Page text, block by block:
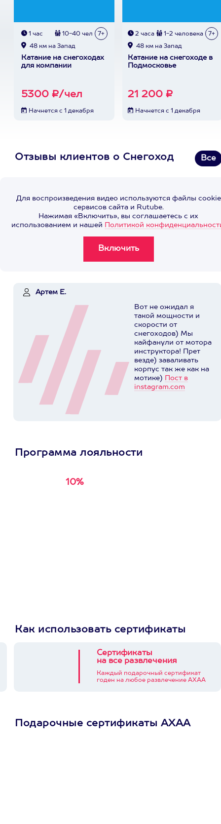
1 час 10-40 чел 7+
48 км на Запад
Катание на снегоходах
для компании
5300 ₽/чел
Начнется с 1 декабря
2 часа 1-2 человека 7+
48 км на Запад
Катание на снегоходе в
Подмосковье
21 200 ₽
Начнется с 1 декабря
Отзывы клиентов о Снегоход Все
Для воспроизведения видео используются файлы cookie
сервисов сайта и Rutube.
Нажимая «Включить», вы соглашаетесь с их
использованием и нашей Политикой
Артем Е.
Вот не ожидал я
такой мощности и
скорости от
снегоходов) Мы
кайфанули от мотора
инструктора! Прет
везде) заваливать
корпус так же как на
мотике) Пост в
instagram.com
Программа лояльности
10%
Как использовать сертификаты
Сертификаты
на все развлечения
Каждый подарочный сертификат
годен на любое развлечение АХАА
Подарочные сертификаты АХАА